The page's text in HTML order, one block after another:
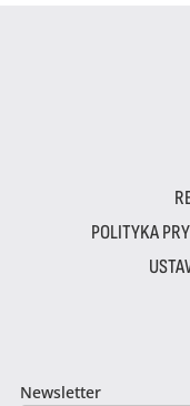
POLITYKA
Newsletter